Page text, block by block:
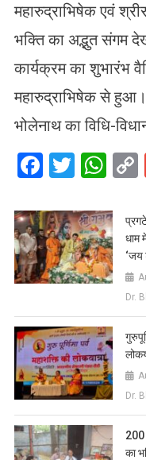
महारुद्राभिषेक एवं
भक्ति का अद्भुत संगम
कार्यक्रम का शुभारंभ
महारुद्राभिषेक से
भोलेनाथ का विधि-
धाम
‘जय
Dr.
Dr.
200
का